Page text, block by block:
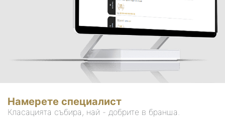
Намерете специалист
Класацията събира, най - добрите в бранша.